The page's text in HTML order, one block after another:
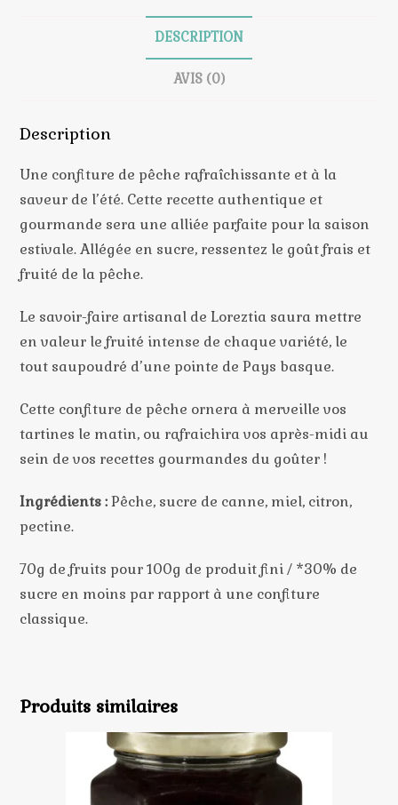
DESCRIPTION
AVIS (0)
Description
Une confiture de pêche rafraîchissante et à la
saveur de l’été. Cette recette authentique et
gourmande sera une alliée parfaite pour la saison
estivale. Allégée en sucre, ressentez le goût frais et
fruité de la pêche.
Le savoir-faire artisanal de Loreztia saura mettre
en valeur le fruité intense de chaque variété, le
tout saupoudré d’une pointe de Pays basque.
Cette confiture de pêche ornera à merveille vos
tartines le matin, ou rafraichira vos après-midi au
sein de vos recettes gourmandes du goûter !
Ingrédients :Pêche, sucre de canne, miel, citron,
pectine.
70g de fruits pour 100g de produit fini / *30% de
sucre en moins par rapport à une confiture
classique.
Produits similaires